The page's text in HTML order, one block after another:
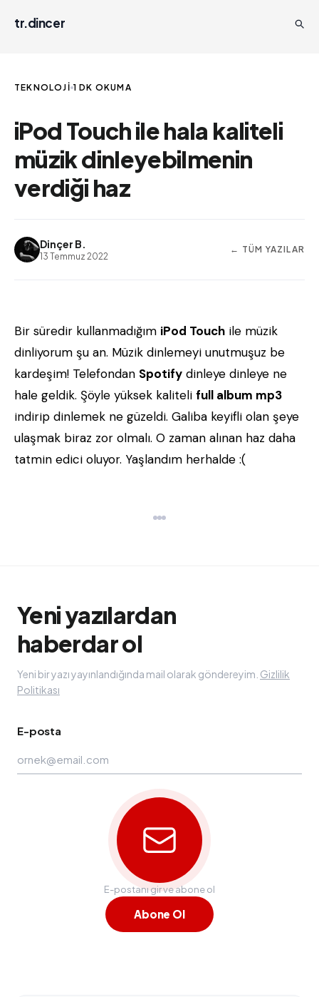
tr.dincer
TEKNOLOJI 1 DK OKUMA
iPod Touch ile hala kaliteli
müzik dinleyebilmenin
verdiği haz
Dinçer B.
13 Temmuz 2022
← TÜM YAZILAR
Bir süredir kullanmadığım iPod Touch ile müzik
dinliyorum şu an. Müzik dinlemeyi unutmuşuz be
kardeşim! Telefondan Spotify dinleye dinleye ne
hale geldik. Şöyle yüksek kaliteli full album mp3
indirip dinlemek ne güzeldi. Galiba keyifli olan şeye
ulaşmak biraz zor olmalı. O zaman alınan haz daha
tatmin edici oluyor. Yaşlandım herhalde :(
Yeni yazılardan
haberdar ol
Yeni bir yazı yayınlandığında mail olarak göndereyim. Gizlilik
Politikası
E-posta
E-postanı gir ve abone ol
Abone Ol